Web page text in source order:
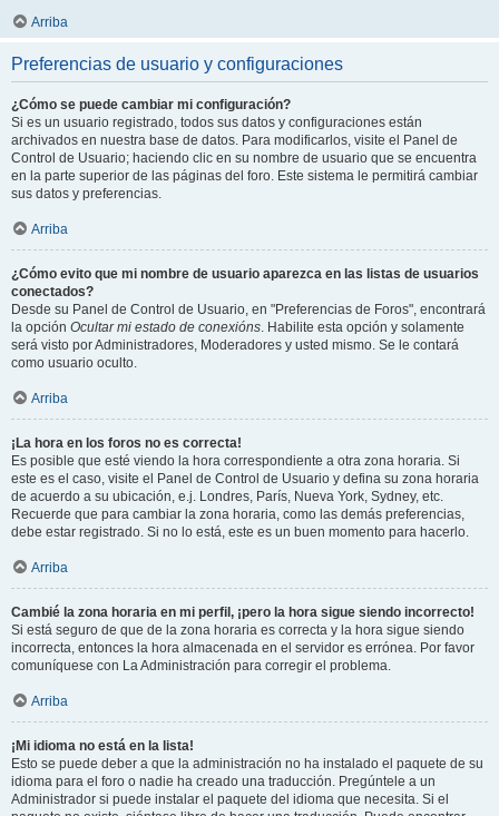
Arriba
Preferencias de usuario y configuraciones
¿Cómo se puede cambiar mi configuración?
Si es un usuario registrado, todos sus datos y configuraciones están
archivados en nuestra base de datos. Para modificarlos, visite el Panel de
Control de Usuario; haciendo clic en su nombre de usuario que se encuentra
en la parte superior de las páginas del foro. Este sistema le permitirá cambiar
sus datos y preferencias.
Arriba
¿Cómo evito que mi nombre de usuario aparezca en las listas de usuarios
conectados?
Desde su Panel de Control de Usuario, en "Preferencias de Foros", encontrará
la opción Ocultar mi estado de conexións. Habilite esta opción y solamente
será visto por Administradores, Moderadores y usted mismo. Se le contará
como usuario oculto.
Arriba
¡La hora en los foros no es correcta!
Es posible que esté viendo la hora correspondiente a otra zona horaria. Si
este es el caso, visite el Panel de Control de Usuario y defina su zona horaria
de acuerdo a su ubicación, e.j. Londres, París, Nueva York, Sydney, etc.
Recuerde que para cambiar la zona horaria, como las demás preferencias,
debe estar registrado. Si no lo está, este es un buen momento para hacerlo.
Arriba
Cambié la zona horaria en mi perfil, ¡pero la hora sigue siendo incorrecto!
Si está seguro de que de la zona horaria es correcta y la hora sigue siendo
incorrecta, entonces la hora almacenada en el servidor es errónea. Por favor
comuníquese con La Administración para corregir el problema.
Arriba
¡Mi idioma no está en la lista!
Esto se puede deber a que la administración no ha instalado el paquete de su
idioma para el foro o nadie ha creado una traducción. Pregúntele a un
Administrador si puede instalar el paquete del idioma que necesita. Si el